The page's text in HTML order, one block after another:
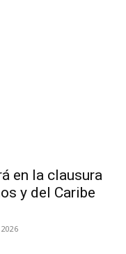
en la clausura
y del Caribe